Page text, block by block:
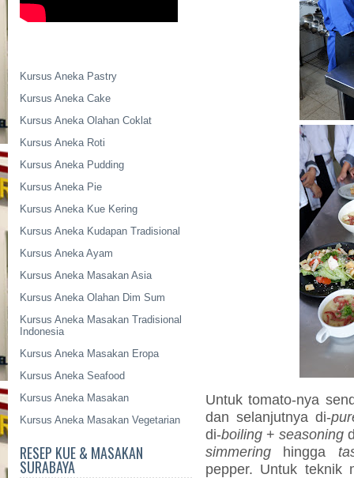
Kursus Aneka Pastry
Kursus Aneka Cake
Kursus Aneka Olahan Coklat
Kursus Aneka Roti
Kursus Aneka Pudding
Kursus Aneka Pie
Kursus Aneka Kue Kering
Kursus Aneka Kudapan Tradisional
Kursus Aneka Ayam
Kursus Aneka Masakan Asia
Kursus Aneka Olahan Dim Sum
Kursus Aneka Masakan Tradisional
Indonesia
Kursus Aneka Masakan Eropa
Kursus Aneka Seafood
Kursus Aneka Masakan
Kursus Aneka Masakan Vegetarian
RESEP KUE & MASAKAN
SURABAYA
Untuk tomato-nya
dan selanjutnya di-
di-boiling + seasoning
simmering hingga
pepper. Untuk teknik